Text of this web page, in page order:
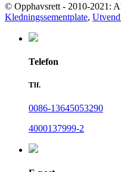
© Opphavsrett - 2010-2021:
Kledningssementplate,
Telefon
Tlf.
0086-13645053290
4000137999-2